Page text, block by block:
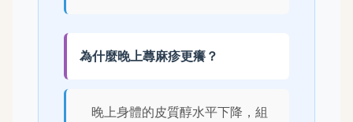
為什麼晚上蕁麻疹更癢？
晚上身體的皮質醇水平下降，組